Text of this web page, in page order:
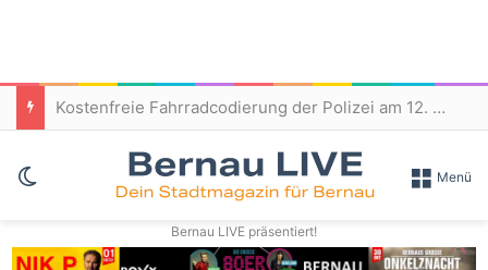
Kostenfreie Fahrradcodierung der Polizei am 12. August in Bernau
Skin umschalten Menü
Bernau LIVE präsentiert!